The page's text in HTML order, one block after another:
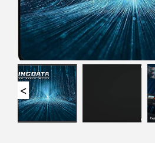
<